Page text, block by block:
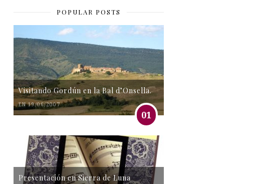
POPULAR POSTS
Visitando Gordún en la Bal d’Onsella.
EN 19/06/2007
01
Presentación en Sierra de Luna